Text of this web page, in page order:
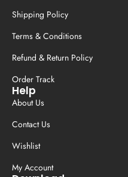
Shipping Policy
Terms & Conditions
Refund & Return Policy
Order Track
Help
About Us
Contact Us
Wishlist
My Account